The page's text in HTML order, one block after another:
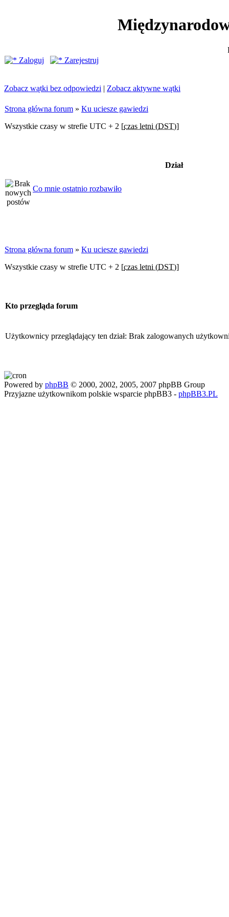
Zaloguj
Zarejestruj
Zobacz wątki bez odpowiedzi | Zobacz aktywne wątki
Strona główna forum » Ku uciesze gawiedzi
Wszystkie czasy w strefie UTC + 2 [czas letni (DST)]
Dział
Co mnie ostatnio rozbawiło
Strona główna forum » Ku uciesze gawiedzi
Wszystkie czasy w strefie UTC + 2 [czas letni (DST)]
Kto przegląda forum
Użytkownicy przeglądający ten dział: Brak zalogowanych
Powered by phpBB © 2000, 2002, 2005, 2007 phpBB Group
Przyjazne użytkownikom polskie wsparcie phpBB3 - phpBB3.PL